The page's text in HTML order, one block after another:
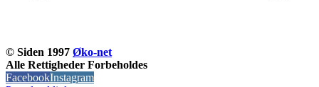
© Siden 1997 Øko-net
Alle Rettigheder Forbeholdes
FacebookInstagram